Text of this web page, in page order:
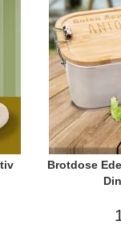
Brotdose